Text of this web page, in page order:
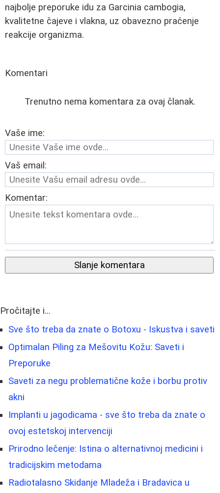
najbolje preporuke idu za Garcinia cambogia,
kvalitetne čajeve i vlakna, uz obavezno praćenje
reakcije organizma.
Komentari
Trenutno nema komentara za ovaj članak.
Vaše ime:
Vaš email:
Komentar:
Slanje komentara
Pročitajte i...
Sve što treba da znate o Botoxu - Iskustva i saveti
Optimalan Piling za Mešovitu Kožu: Saveti i
Preporuke
Saveti za negu problematične kože i borbu protiv
akni
Implanti u jagodicama - sve što treba da znate o
ovoj estetskoj intervenciji
Prirodno lečenje: Istina o alternativnoj medicini i
tradicijskim metodama
Radiotalasno Skidanje Mladeža i Bradavica u